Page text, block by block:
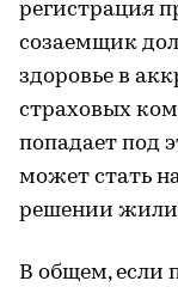
регистрация
созаемщик
здоровье в
страховых
попадает под
может стать
решении
В общем, если